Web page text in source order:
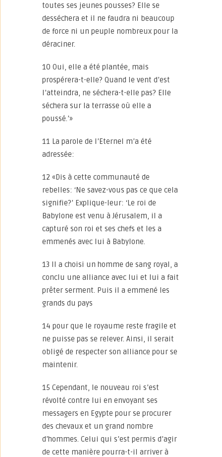
toutes ses jeunes pousses? Elle se
desséchera et il ne faudra ni beaucoup
de force ni un peuple nombreux pour la
déraciner.
10 Oui, elle a été plantée, mais
prospérera-t-elle? Quand le vent d’est
l’atteindra, ne séchera-t-elle pas? Elle
séchera sur la terrasse où elle a
poussé.’»
11 La parole de l’Eternel m’a été
adressée:
12 «Dis à cette communauté de
rebelles: ‘Ne savez-vous pas ce que cela
signifie?’ Explique-leur: ‘Le roi de
Babylone est venu à Jérusalem, il a
capturé son roi et ses chefs et les a
emmenés avec lui à Babylone.
13 Il a choisi un homme de sang royal, a
conclu une alliance avec lui et lui a fait
prêter serment. Puis il a emmené les
grands du pays
14 pour que le royaume reste fragile et
ne puisse pas se relever. Ainsi, il serait
obligé de respecter son alliance pour se
maintenir.
15 Cependant, le nouveau roi s’est
révolté contre lui en envoyant ses
messagers en Egypte pour se procurer
des chevaux et un grand nombre
d’hommes. Celui qui s’est permis d’agir
de cette manière pourra-t-il arriver à